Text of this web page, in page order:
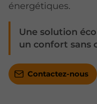
énergétiques.
Une solution
un confort sans
Contactez-nous